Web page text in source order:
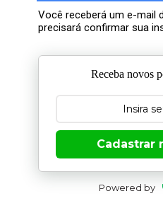
Você receberá um e-mail
precisará confirmar sua
Receba novos
Cadastrar
Powered by